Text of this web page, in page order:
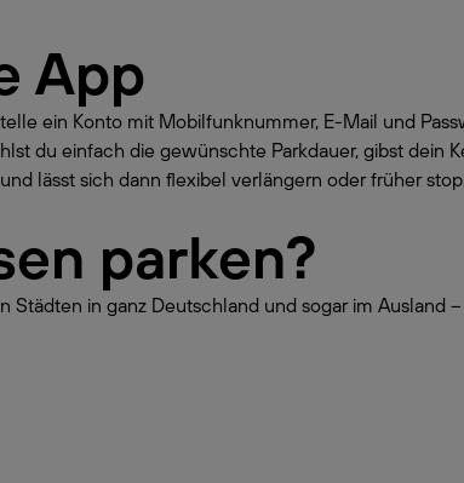
App
ein Konto mit Mobilfunknummer, E-Mail und
du einfach die gewünschte Parkdauer, gibst dein
lässt sich dann flexibel verlängern oder früher
parken?
in ganz Deutschland und sogar im Ausland